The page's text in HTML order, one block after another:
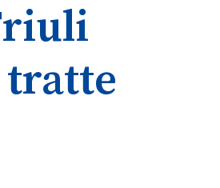
tratte